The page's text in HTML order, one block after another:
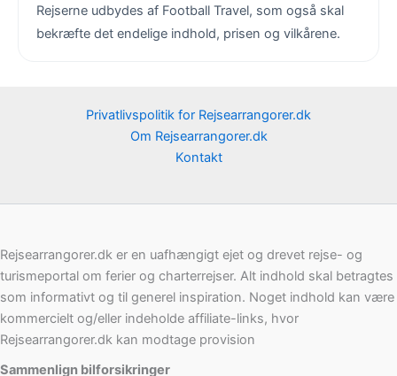
Rejserne udbydes af Football Travel, som også skal
bekræfte det endelige indhold, prisen og vilkårene.
Privatlivspolitik for Rejsearrangorer.dk
Om Rejsearrangorer.dk
Kontakt
Rejsearrangorer.dk er en uafhængigt ejet og drevet rejse- og
turismeportal om ferier og charterrejser. Alt indhold skal betragtes
som informativt og til generel inspiration. Noget indhold kan være
kommercielt og/eller indeholde affiliate-links, hvor
Rejsearrangorer.dk kan modtage provision
Sammenlign bilforsikringer